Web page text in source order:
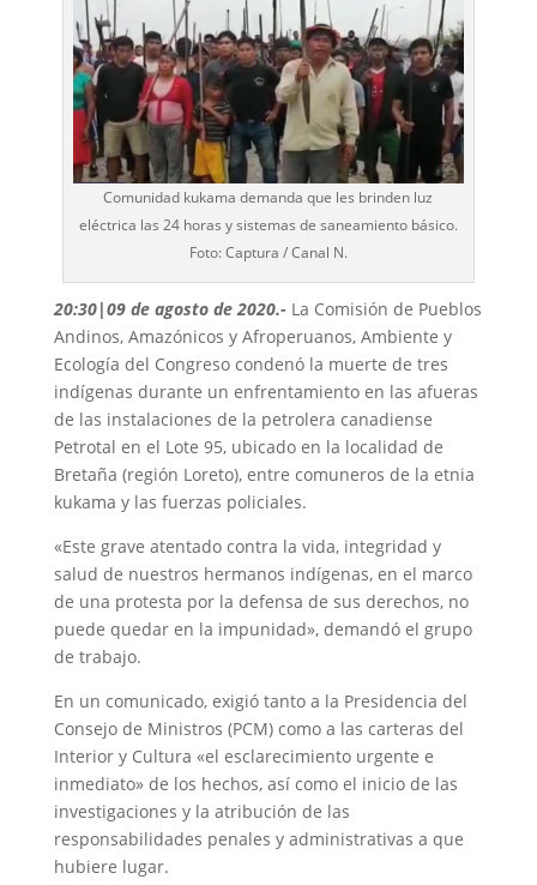
Comunidad kukama demanda que les brinden luz
eléctrica las 24 horas y sistemas de saneamiento básico.
Foto: Captura / Canal N.
20:30|09 de agosto de 2020.- La Comisión de Pueblos
Andinos, Amazónicos y Afroperuanos, Ambiente y
Ecología del Congreso condenó la muerte de tres
indígenas durante un enfrentamiento en las afueras
de las instalaciones de la petrolera canadiense
Petrotal en el Lote 95, ubicado en la localidad de
Bretaña (región Loreto), entre comuneros de la etnia
kukama y las fuerzas policiales.
«Este grave atentado contra la vida, integridad y
salud de nuestros hermanos indígenas, en el marco
de una protesta por la defensa de sus derechos, no
puede quedar en la impunidad», demandó el grupo
de trabajo.
En un comunicado, exigió tanto a la Presidencia del
Consejo de Ministros (PCM) como a las carteras del
Interior y Cultura «el esclarecimiento urgente e
inmediato» de los hechos, así como el inicio de las
investigaciones y la atribución de las
responsabilidades penales y administrativas a que
hubiere lugar.